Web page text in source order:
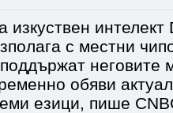
изкуствен
с местни
неговите
обяви
езици, пише